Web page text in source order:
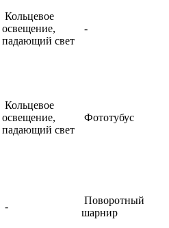
Кольцевое
освещение,
падающий свет
-
Кольцевое
освещение,
падающий свет
Фототубус
-
Поворотный
шарнир